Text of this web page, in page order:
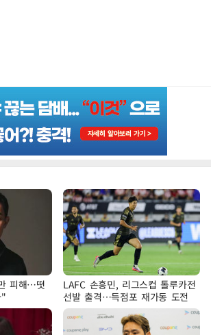
피해…떳
"
LAFC 손흥민, 리그스컵 톨루카전
선발 출격…득점포 재가동 도전